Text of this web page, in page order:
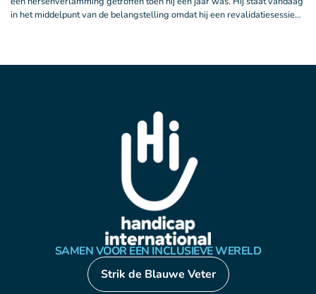
in het middelpunt van de belangstelling omdat hij een revalidatiesessie…
SAMEN VOOR EEN INCLUSIEVE WERELD
Strik de Blauwe Veter